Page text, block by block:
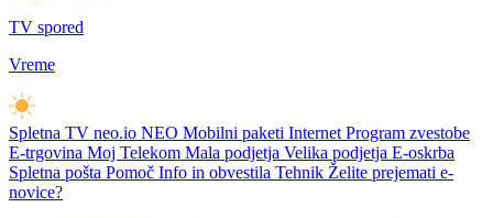
TV spored
Vreme
Spletna TV neo.io NEO Mobilni paketi Internet Program zvestobe
E-trgovina Moj Telekom Mala podjetja Velika podjetja E-oskrba
Spletna pošta Pomoč Info in obvestila Tehnik Želite prejemati e-
novice?